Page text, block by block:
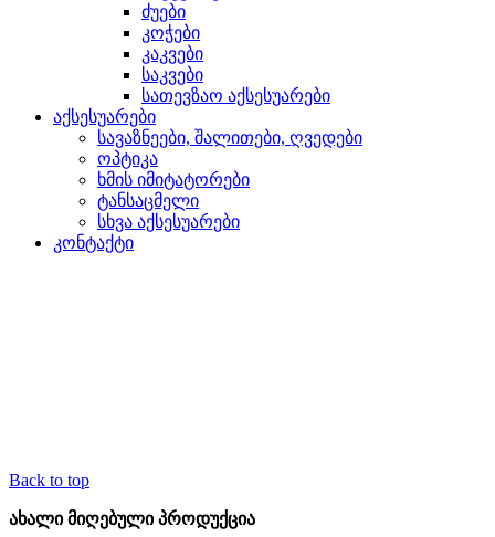
ძუები
კოჭები
კაკვები
საკვები
სათევზაო აქსესუარები
აქსესუარები
სავაზნეები, შალითები, ღვედები
ოპტიკა
ხმის იმიტატორები
ტანსაცმელი
სხვა აქსესუარები
კონტაქტი
Back to top
ახალი მიღებული პროდუქცია